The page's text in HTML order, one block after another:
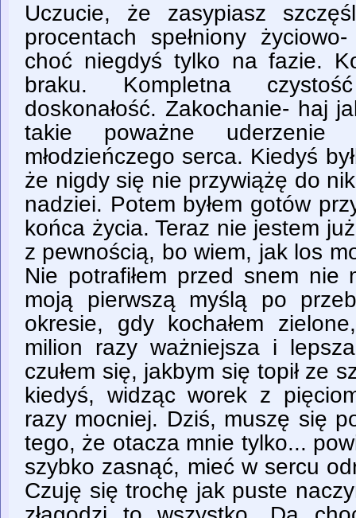
Uczucie, że zasypiasz
procentach spełniony
choć niegdyś tylko na fazie.
braku. Kompletna
doskonałość. Zakochanie- haj
takie poważne
młodzieńczego serca. Kiedyś
że nigdy się nie przywiążę do
nadziei. Potem byłem gotów
końca życia. Teraz nie jestem
z pewnością, bo wiem, jak los
Nie potrafiłem przed snem nie
moją pierwszą myślą po
okresie, gdy kochałem
milion razy ważniejsza i
czułem się, jakbym się topił ze
kiedyś, widząc worek z
razy mocniej. Dziś, muszę się
tego, że otacza mnie tylko...
szybko zasnąć, mieć w sercu
Czuję się trochę jak puste